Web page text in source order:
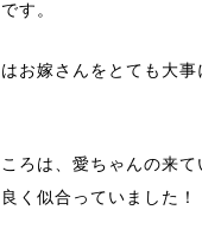
す。
お嫁さんをとても大事
ろは、愛ちゃんの来て
く似合っていました！